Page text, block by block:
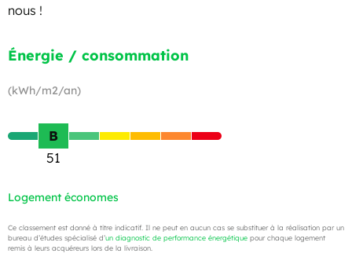
nous !
Énergie / consommation
(kWh/m2/an)
B
51
Logement économes
Ce classement est donné à titre indicatif. Il ne peut en aucun cas se substituer à la réalisation par un
bureau d’études spécialisé d’un diagnostic de performance énergétique pour chaque logement
remis à leurs acquéreurs lors de la livraison.